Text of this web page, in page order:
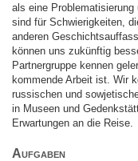
als eine
sind für Schwierigkeiten,
anderen
können uns zukünftig
Partnergruppe kennen
kommende Arbeit ist. Wir
russischen und
in Museen und
Erwartungen an die Reise.
Aufgaben